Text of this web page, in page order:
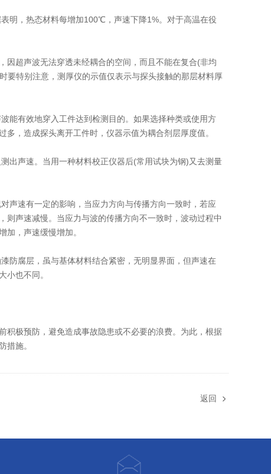
，热态材料每增加100℃，声速下降1%。对于高温在役
超声波无法穿透未经耦合的空间，而且不能在复合(非均
要特别注意，测厚仪的示值仅表示与探头接触的那层材料厚
有效地穿入工件达到检测目的。如果选择种类或使用方
，造成探头离开工件时，仪器示值为耦合剂层厚度值。
声速。当用一种材料校正仪器后(常用试块为钢)又去测量
速有一定的影响，当应力方向与传播方向一致时，若应
则声速减慢。当应力与波的传播方向不一致时，波动过程中
加，声速缓慢增加。
腐层，虽与基体材料结合紧密，无明显界面，但声速在
小也不同。
极预防，避免造成事故隐患或不必要的浪费。为此，根据
措施。
返回